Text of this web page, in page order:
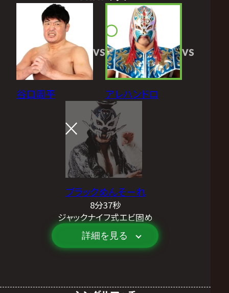
谷口周平
VS
アレハンドロ
VS
ブラックめんそーれ
8分37秒
ジャックナイフ式エビ固め
詳細を見る